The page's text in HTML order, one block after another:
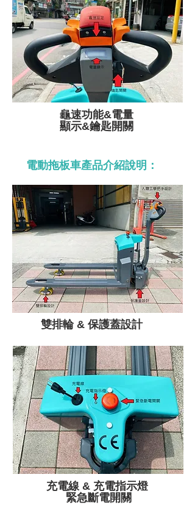
龜速功能&電量
顯示&鑰匙開關
電動拖板車產品介紹說明：
雙排輪 & 保護蓋設計
充電線 & 充電指示燈
緊急斷電開關